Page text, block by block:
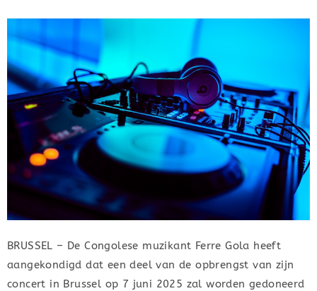
BRUSSEL – De Congolese muzikant Ferre Gola heeft
aangekondigd dat een deel van de opbrengst van zijn
concert in Brussel op 7 juni 2025 zal worden gedoneerd